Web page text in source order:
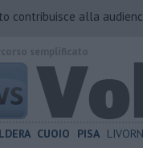
contribuisce alla
CUOIO PISA